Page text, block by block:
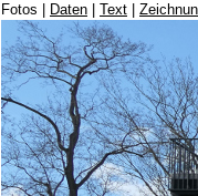
Fotos Daten Text